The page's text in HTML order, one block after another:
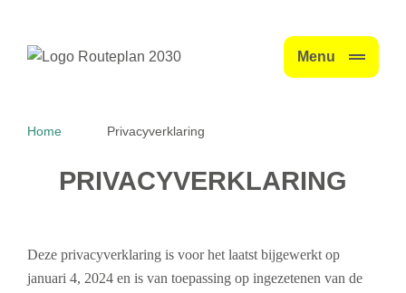
Menu
Home Privacyverklaring
PRIVACYVERKLARING
Deze privacyverklaring is voor het laatst bijgewerkt op
januari 4, 2024 en is van toepassing op ingezetenen van de